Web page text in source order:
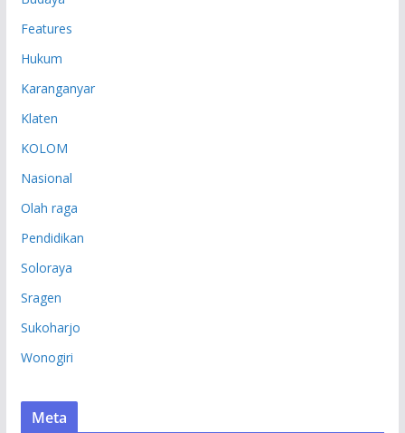
Features
Hukum
Karanganyar
Klaten
KOLOM
Nasional
Olah raga
Pendidikan
Soloraya
Sragen
Sukoharjo
Wonogiri
Meta